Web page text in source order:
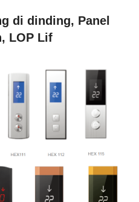
di dinding, Panel
LOP Lif